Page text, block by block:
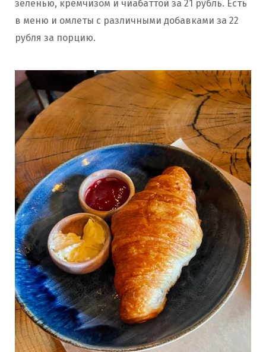
зеленью, кремчизом и чиабаттой за 21 рубль. Есть
в меню и омлеты с различными добавками за 22
рубля за порцию.